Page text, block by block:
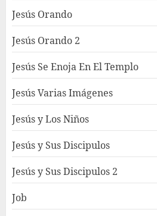
Jesús Orando
Jesús Orando 2
Jesús Se Enoja En El Templo
Jesús Varias Imágenes
Jesús y Los Niños
Jesús y Sus Discipulos
Jesús y Sus Discipulos 2
Job